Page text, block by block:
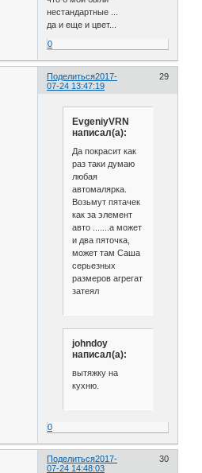
нестандартные ...
да и еще и цвет...
0
Поделиться 29
2017-
07-24 13:47:19
EvgeniyVRN
написал(а):
Да покрасит как
раз таки думаю
любая
автомалярка.
Возьмут пятачек
как за элемент
авто .......а может
и два пяточка,
может там Саша
серьезных
размеров агрегат
затеял
johndoy
написал(а):
вытяжку на
кухню.
0
Поделиться 30
2017-
07-24 14:48:03